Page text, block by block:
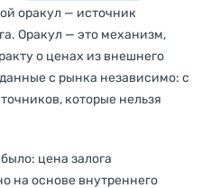
оракул — источник
Оракул — это механизм,
о ценах из внешнего
с рынка независимо: с
которые нельзя
цена залога
на основе внутреннего